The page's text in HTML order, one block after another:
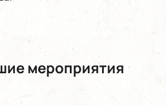
мероприятия